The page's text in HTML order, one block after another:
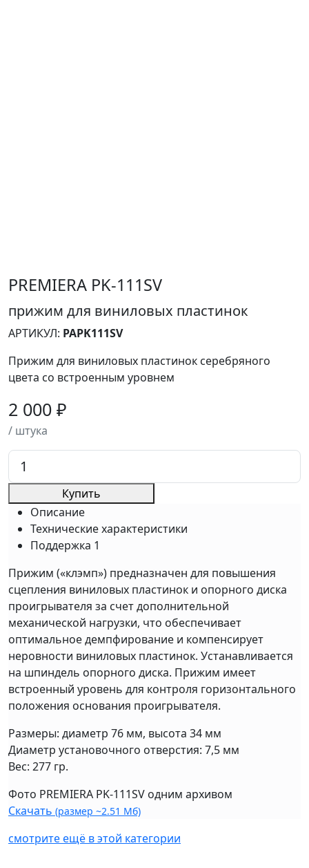
PREMIERA PK-111SV
прижим для виниловых пластинок
АРТИКУЛ: PAPK111SV
Прижим для виниловых пластинок серебряного
цвета со встроенным уровнем
2 000 ₽
/ штука
Купить
Описание
Технические характеристики
Поддержка 1
Прижим («клэмп») предназначен для повышения
сцепления виниловых пластинок и опорного диска
проигрывателя за счет дополнительной
механической нагрузки, что обеспечивает
оптимальное демпфирование и компенсирует
неровности виниловых пластинок. Устанавливается
на шпиндель опорного диска. Прижим имеет
встроенный уровень для контроля горизонтального
положения основания проигрывателя.
Размеры: диаметр 76 мм, высота 34 мм
Диаметр установочного отверстия: 7,5 мм
Вес: 277 гр.
Фото PREMIERA PK-111SV одним архивом
Скачать (размер ~2.51 Мб)
смотрите ещё в этой категории